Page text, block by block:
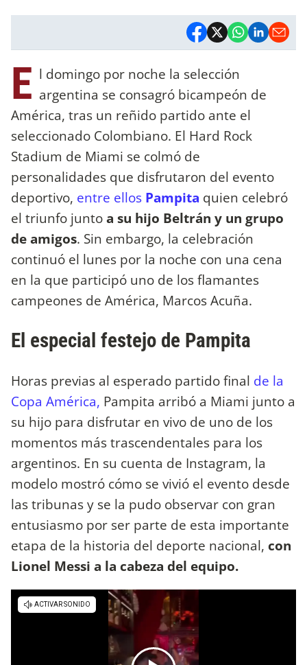
E l domingo por noche la selección
argentina se consagró bicampeón de
América, tras un reñido partido ante el
seleccionado Colombiano. El Hard Rock
Stadium de Miami se colmó de
personalidades que disfrutaron del evento
deportivo, entre ellos Pampita quien celebró
el triunfo juntoa su hijo Beltrán y un grupo
de amigos. Sin embargo, la celebración
continuó el lunes por la noche con una cena
en la que participó uno de los flamantes
campeones de América, Marcos Acuña.
El especial festejo de Pampita
Horas previas al esperado partido final de la
Copa América, Pampita arribó a Miami junto a
su hijo para disfrutar en vivo de uno de los
momentos más trascendentales para los
argentinos. En su cuenta de Instagram, la
modelo mostró cómo se vivió el evento desde
las tribunas y se la pudo observar con gran
entusiasmo por ser parte de esta importante
etapa de la historia del deporte nacional, con
Lionel Messi a la cabeza del equipo.